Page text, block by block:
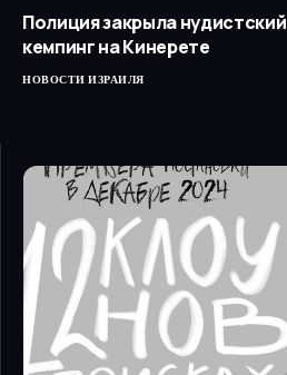
Полиция закрыла нудистский
кемпинг на Кинерете
НОВОСТИ ИЗРАИЛЯ